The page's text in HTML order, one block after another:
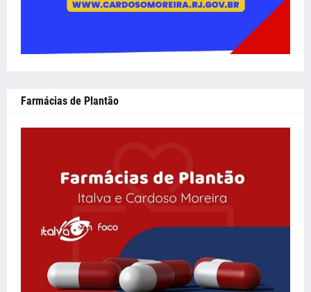
Farmácias de Plantão